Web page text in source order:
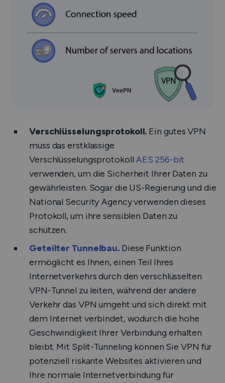
Verschlüsselungsprotokoll. Ein gutes VPN
muss das erstklassige
VerschlüsselungsprotokollAES 256-bit
verwenden, um die Sicherheit Ihrer Daten zu
gewährleisten. Sogar die US-Regierung und die
National Security Agency verwenden dieses
Protokoll, um ihre sensiblen Daten zu
schützen.
Geteilter Tunnelbau. Diese Funktion
ermöglicht es Ihnen, einen Teil Ihres
Internetverkehrs durch den verschlüsselten
VPN-Tunnel zu leiten, während der andere
Verkehr das VPN umgeht und sich direkt mit
dem Internet verbindet, wodurch die hohe
Geschwindigkeit Ihrer Verbindung erhalten
bleibt. Mit Split-Tunneling können Sie VPN für
potenziell riskante Websites aktivieren und
Ihre normale Internetverbindung für